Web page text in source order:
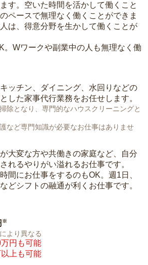
す。空いた時間を活かして働くこと
ペースで無理なく働くことができま
は、得意分野を生かして働くことが
。Wワークや副業中の人も無理なく働
ッチン、ダイニング、水回りなどの
した家事代行業務をお任せします。
除となり、専門的なハウスクリーニングと
など専門知識が必要なお仕事はありませ
大変な方や共働きの家庭など、自分
れるやりがい溢れるお仕事です。
間にお仕事をするのもOK。週1日、
どシフトの融通が利くお仕事です。
※
より異なる
円も可能
上も可能